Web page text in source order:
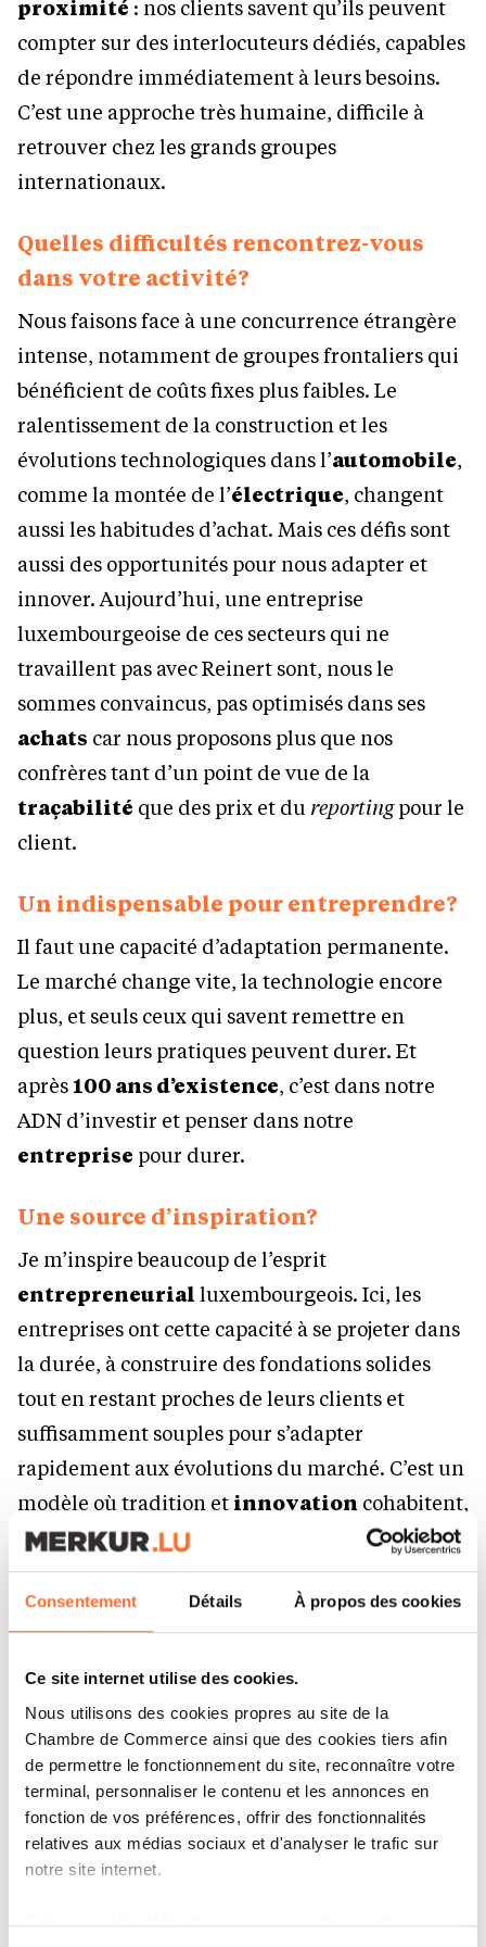
Consentement Détails À propos des cookies
Ce site internet utilise des cookies.
Nous utilisons des cookies propres au site de la
Chambre de Commerce ainsi que des cookies tiers afin
de permettre le fonctionnement du site, reconnaître votre
terminal, personnaliser le contenu et les annonces en
fonction de vos préférences, offrir des fonctionnalités
relatives aux médias sociaux et d'analyser le trafic sur
notre site internet.
Grâce au présent bandeau, vous pouvez accepter,
proximité : nos clients savent qu’ils peuvent
compter sur des interlocuteurs dédiés, capables
de répondre immédiatement à leurs besoins.
C’est une approche très humaine, difficile à
retrouver chez les grands groupes
internationaux.
Quelles difficultés rencontrez-vous
dans votre activité?
Nous faisons face à une concurrence étrangère
intense, notamment de groupes frontaliers qui
bénéficient de coûts fixes plus faibles. Le
ralentissement de la construction et les
évolutions technologiques dans l’automobile,
comme la montée de l’électrique, changent
aussi les habitudes d’achat. Mais ces défis sont
aussi des opportunités pour nous adapter et
innover. Aujourd’hui, une entreprise
luxembourgeoise de ces secteurs qui ne
travaillent pas avec Reinert sont, nous le
sommes convaincus, pas optimisés dans ses
achats car nous proposons plus que nos
confrères tant d’un point de vue de la
traçabilité que des prix et du reportingpour le
client.
Un indispensable pour entreprendre?
Il faut une capacité d’adaptation permanente.
Le marché change vite, la technologie encore
plus, et seuls ceux qui savent remettre en
question leurs pratiques peuvent durer. Et
après 100 ans d’existence, c’est dans notre
ADN d’investir et penser dans notre
entreprise pour durer.
Une source d’inspiration?
Je m’inspire beaucoup de l’esprit
entrepreneurial luxembourgeois. Ici, les
entreprises ont cette capacité à se projeter dans
la durée, à construire des fondations solides
tout en restant proches de leurs clients et
suffisamment souples pour s’adapter
rapidement aux évolutions du marché. C’est un
modèle où tradition et innovation cohabitent,
et je trouve cette combinaison particulièrement
stimulante.
Un bon investissement?
Un boninvestissementne se limite pas à un
aspect unique. Investir uniquement dans la
technologie, sans lesbonnes équipespour
la mettre en œuvre et en tirer le meilleur, ne
produit pas les résultats escomptés. À l’inverse,
miser seulement sur les talents sans leur
potentiel.